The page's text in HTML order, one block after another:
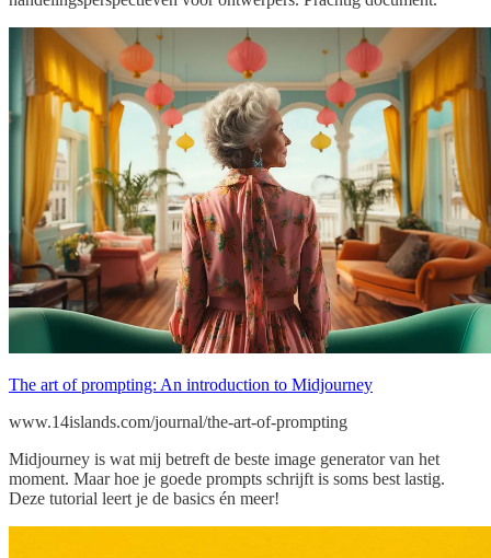
The art of prompting: An introduction to Midjourney
www.14islands.com/journal/the-art-of-prompting
Midjourney is wat mij betreft de beste image generator van het
moment. Maar hoe je goede prompts schrijft is soms best lastig.
Deze tutorial leert je de basics én meer!